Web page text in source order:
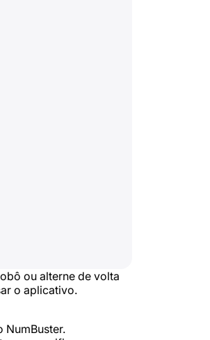
ou alterne de volta
o aplicativo.